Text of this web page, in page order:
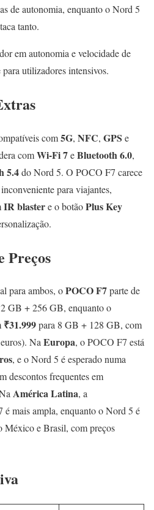
de autonomia, enquanto o Nord 5
tanto.
em autonomia e velocidade de
utilizadores intensivos.
com5G, NFC, GPS e
comWi-Fi 7eBluetooth 6.0,
5.4do Nord 5. O POCO F7 carece
para viajantes,
IR blastere o botãoPlus Key
Preços
para ambos, oPOCO F7parte de
GB + 256 GB, enquanto o
₹31.999para 8 GB + 128 GB, com
NaEuropa, o POCO F7 está
, e o Nord 5 é esperado numa
descontos frequentes em
América Latina, a
mais ampla, enquanto o Nord 5 é
e Brasil, com preços